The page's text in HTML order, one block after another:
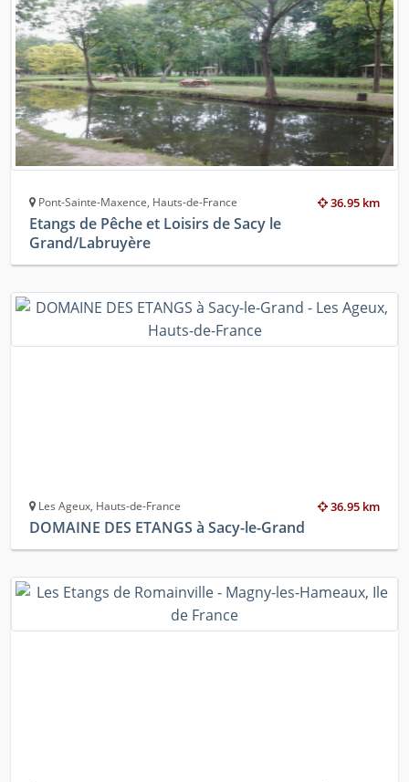
36.95 km
Pont-Sainte-Maxence, Hauts-de-France
Etangs de Pêche et Loisirs de Sacy le
Grand/Labruyère
36.95 km
Les Ageux, Hauts-de-France
DOMAINE DES ETANGS à Sacy-le-Grand